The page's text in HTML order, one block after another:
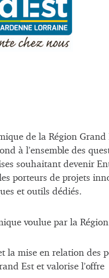
de la Région
à l’ensemble des
souhaitant devenir
porteurs de projets
et outils dédiés.
voulue par la
la mise en relation des
Est et valorise l’offre